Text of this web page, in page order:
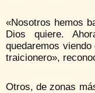
«Nosotros hemos
Dios quiere.
quedaremos
traicionero»,
Otros, de zonas